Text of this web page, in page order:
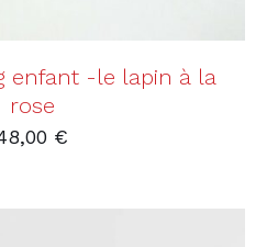
enfant -le lapin à la
rose
€